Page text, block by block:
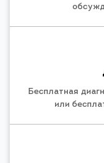
Бесплатная
или